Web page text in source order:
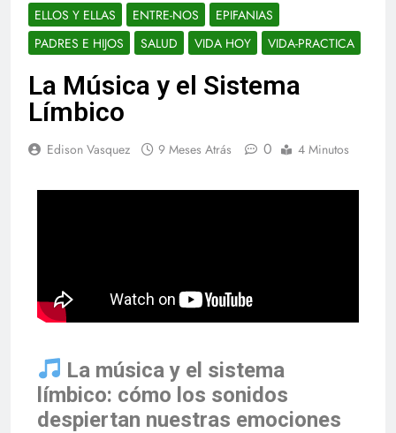
ELLOS Y ELLAS ENTRE-NOS
EPIFANIAS
PADRES E HIJOS
SALUD VIDA HOY VIDA-PRACTICA
La Música y el Sistema
Límbico
Edison Vasquez 9 Meses Atrás 0 4 Minutos
La música y el sistema
límbico: cómo los sonidos
despiertan nuestras emociones